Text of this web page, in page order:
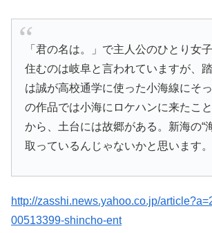
「君の名は。」で主人公のひとり女
住むのは岐阜と言われていますが、
は誠が高校通学に使った小海線にそ
の作品では小海にロケハンに来たこ
から、土台には故郷がある。新海の“
取っているんじゃないかと思います。
http://zasshi.news.yahoo.co.jp/
00513399-shincho-ent